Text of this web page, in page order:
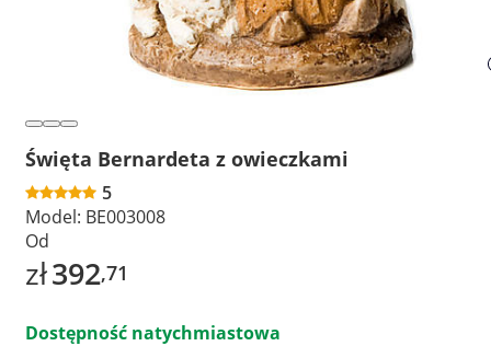
Święta Bernardeta z owieczkami
5
Model: BE003008
Od
zł392,71
Dostępność natychmiastowa